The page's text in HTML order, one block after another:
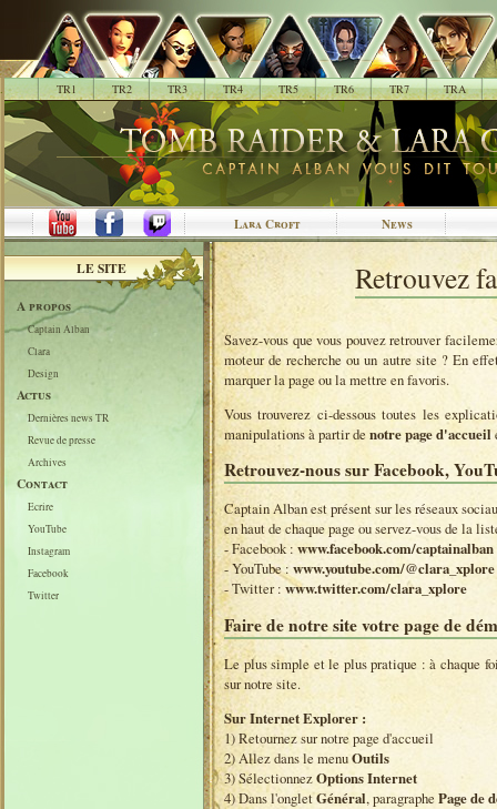
. TR1 TR2 TR3 TR4 TR5 TR6 TR7 TRA
Lara Croft News
LE SITE
A propos
Captain Alban
Clara
Design
Actus
Dernières news TR
Revue de presse
Archives
Contact
Ecrire
YouTube
Instagram
Facebook
Twitter
Retrouvez
Savez-vous que vous pouvez retrouver
moteur de recherche ou un autre site ? En
marquer la page ou la mettre en favoris.
Vous trouverez ci-dessous toutes les
manipulations à partir de notre page d'accueil
Retrouvez-nous sur Facebook,
Captain Alban est présent sur les réseaux
en haut de chaque page ou servez-vous de la
- Facebook : www.facebook.com/captainalban
- YouTube : www.youtube.com/@clara_xplore
- Twitter : www.twitter.com/clara_xplore
Faire de notre site votre page de
Le plus simple et le plus pratique : à chaque
sur notre site.
Sur Internet Explorer :
1) Retournez sur notre page d'accueil
2) Allez dans le menuOutils
3) SélectionnezOptions Internet
4) Dans l'ongletGénéral, paragraphe Page de